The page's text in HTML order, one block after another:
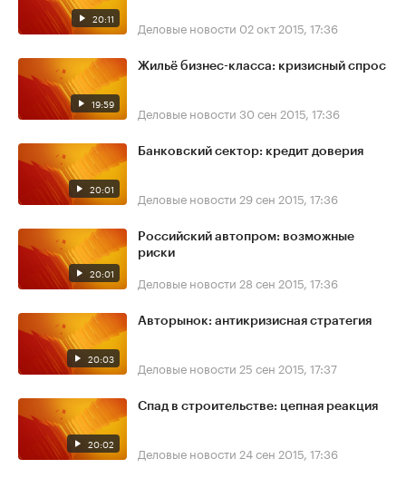
20:11 Деловые новости 02 окт 2015, 17:36
19:59
Жильё бизнес-класса: кризисный спрос
Деловые новости 30 сен 2015, 17:36
20:01
Банковский сектор: кредит доверия
Деловые новости 29 сен 2015, 17:36
20:01
Российский автопром: возможные
риски
Деловые новости 28 сен 2015, 17:36
20:03
Авторынок: антикризисная стратегия
Деловые новости 25 сен 2015, 17:37
20:02
Спад в строительстве: цепная реакция
Деловые новости 24 сен 2015, 17:36